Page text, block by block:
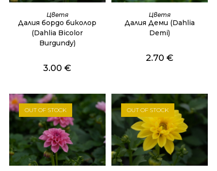
ОЩЕ
Цветя
Далия бордо биколор
(Dahlia Bicolor
Burgundy)
3.00€
ОЩЕ
Цветя
Далия Деми (Dahlia
Demi)
2.70€
OUT OF STOCK OUT OF STOCK